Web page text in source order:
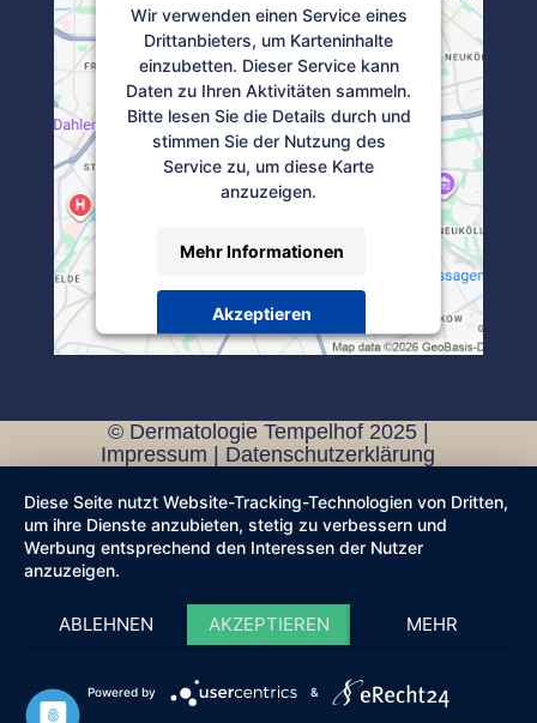
Wir verwenden einen Service eines
Drittanbieters, um Karteninhalte
einzubetten. Dieser Service kann
Daten zu Ihren Aktivitäten sammeln.
Bitte lesen Sie die Details durch und
stimmen Sie der Nutzung des
Service zu, um diese Karte
anzuzeigen.
Mehr Informationen
Akzeptieren
Powered byUsercentrics Consent
© Dermatologie Tempelhof 2025 |
Impressum | Datenschutzerklärung
Diese Seite nutzt Website-Tracking-Technologien von Dritten,
um ihre Dienste anzubieten, stetig zu verbessern und
Werbung entsprechend den Interessen der Nutzer
anzuzeigen.
ABLEHNEN AKZEPTIEREN MEHR
Powered by &